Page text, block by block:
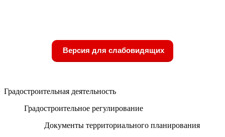
Версия для слабовидящих
Градостроительная деятельность
Градостроительное регулирование
Документы территориального планирования